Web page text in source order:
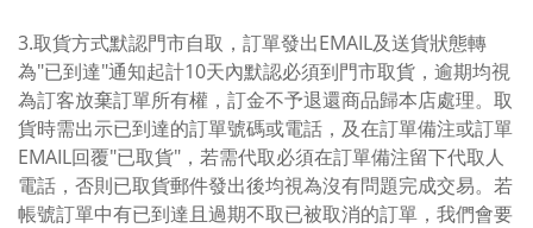
3.取貨方式默認門市自取，訂單發出EMAIL及送貨狀態轉
為"已到達"通知起計10天內默認必須到門市取貨，逾期均視
為訂客放棄訂單所有權，訂金不予退還商品歸本店處理。取
貨時需出示已到達的訂單號碼或電話，及在訂單備注或訂單
EMAIL回覆"已取貨"，若需代取必須在訂單備注留下代取人
電話，否則已取貨郵件發出後均視為沒有問題完成交易。若
帳號訂單中有已到達且過期不取已被取消的訂單，我們會要